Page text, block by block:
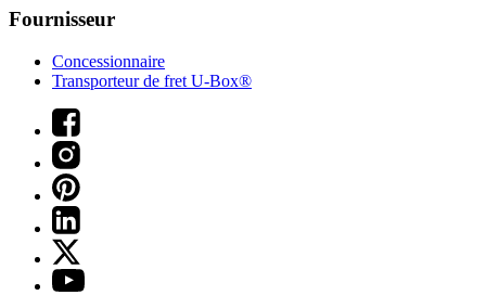
Fournisseur
Concessionnaire
Transporteur de fret U-Box®